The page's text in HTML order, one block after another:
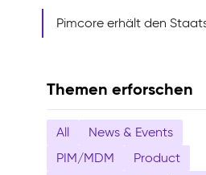
Pimcore erhält den
Themen erforschen
All
News & Events
PIM/MDM
Product